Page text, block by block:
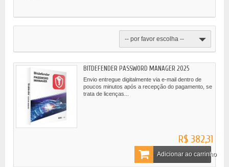
-- por favor escolha --
BITDEFENDER PASSWORD MANAGER 2025
Envio entregue digitalmente via e-mail dentro de
poucos minutos após a recepção do pagamento, se
trata de licenças...
R$ 382,31
Adicionar ao carrinho